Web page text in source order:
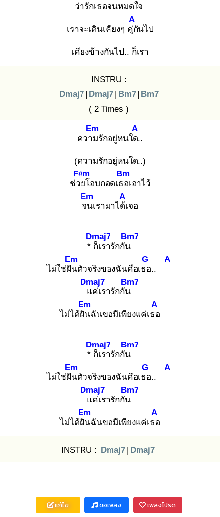
ว่ารักเธอจนหมดใจ
เราจะเดินเคียงๆ คู่กั
A
นไป
เคียงข้างกันไป.. ก็เรา
INSTRU :
Dmaj7 | Dmaj7 | Bm7 | Bm7
( 2 Times )
ความ
Em
รักอยู่หนใด.
A
.
(ความรักอยู่หนใด..)
ช่วย
F#m
โอบกอดเธอ
Bm
เอาไว้
จน
Em
เรามาได้เ
A
จอ
* ก็
Dmaj7
เรารักกัน
Bm7
ไม่ใช่ฝัน
Em
ตัวจริงของฉันคือเธอ
G
..
A
แ
Dmaj7
ค่เรารักกัน
Bm7
ไม่ได้ฝัน
Em
ฉันขอมีเพียงแค่เธอ
A
* ก็
Dmaj7
เรารักกัน
Bm7
ไม่ใช่ฝัน
Em
ตัวจริงของฉันคือเธอ
G
..
A
แ
Dmaj7
ค่เรารักกัน
Bm7
ไม่ได้ฝัน
Em
ฉันขอมีเพียงแค่เธอ
A
INSTRU : Dmaj7 | Dmaj7
แก้ไข ขอเพลง เพลงโปรด